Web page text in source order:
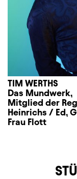
TIM WERTHS
Das Mundwerk,
Mitglied der
Heinrichs / Ed,
Frau Flott